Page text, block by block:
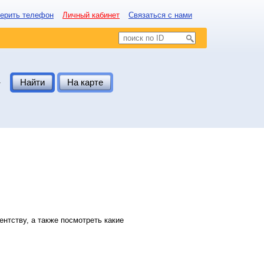
телефон Личный кабинет Связаться с нами
Найти На карте
а также посмотреть какие